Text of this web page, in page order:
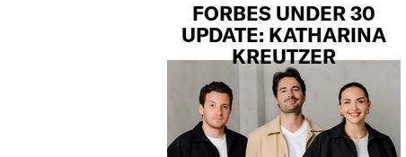
FORBES UNDER 30
UPDATE: KATHARINA
KREUTZER